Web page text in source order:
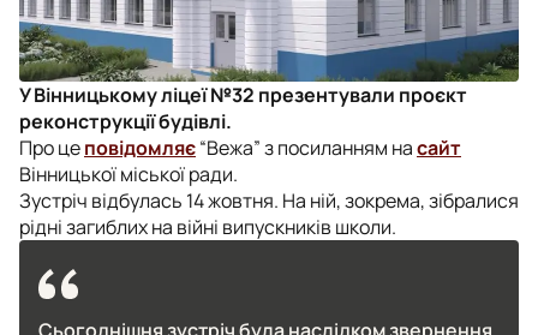
У Вінницькому ліцеї №32 презентували проєкт
реконструкції будівлі.
Про цеповідомляє“Вежа” з посиланням насайт
Вінницької міської ради.
Зустріч відбулась 14 жовтня. На ній, зокрема, зібралися
рідні загиблих на війні випускників школи.